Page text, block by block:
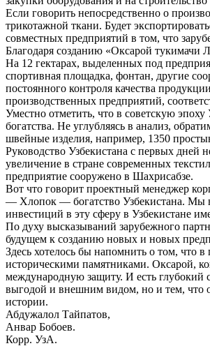
Если говорить непосредственно о
трикотажной ткани. Будет
совместных предприятий в том, что
Благодаря созданию «Оксарой
На 12 гектарах, выделенных под
спортивная площадка, фонтан, другие
постоянного контроля качества
производственных предприятий,
Уместно отметить, что в советскую
богатства. Не углубляясь в анализ,
швейные изделия, например, 1350
Руководство Узбекистана с первых дней
увеличение в стране современных
предприятие сооружено в Шахрисабзе.
Вот что говорит проектный менеджер
— Хлопок — богатство Узбекистана. Мы
инвестиций в эту сферу в Узбекистане
По духу высказываний зарубежного
будущем к созданию новых и новых
Здесь хотелось бы напомнить о том,
историческими памятниками. Оксарой,
международную защиту. И есть глубокий
выгодой и внешним видом, но и тем, что
истории.
Абдужалол Тайпатов,
Анвар Бобоев.
Корр. УзА.